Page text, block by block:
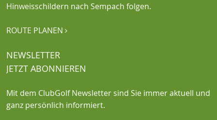
Hinweisschildern nach Sempach folgen.
ROUTE PLANEN
NEWSLETTER
JETZT ABONNIEREN
Mit dem ClubGolf Newsletter sind Sie immer aktuell und
ganz persönlich informiert.